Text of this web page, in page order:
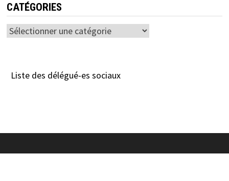
CATÉGORIES
Catégories
Liste des délégué-es sociaux